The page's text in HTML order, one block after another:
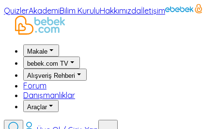
QuizlerAkademiBilim KuruluHakkımızdaİletişim
Makale
bebek.com TV
Alışveriş Rehberi
Forum
Danışmanlıklar
Araçlar